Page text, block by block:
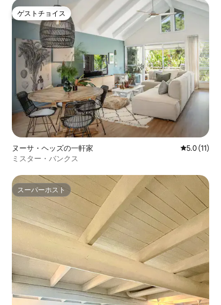
ゲストチョイス
ゲストチョイス
ヌーサ・ヘッズの一軒家 レビュー11
5.0 (11)
ミスター・バンクス
スーパーホスト
スーパーホスト